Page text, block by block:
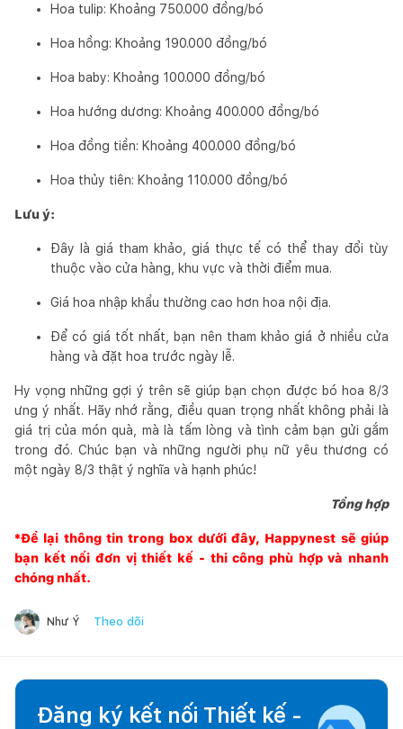
Hoa tulip: Khoảng 750.000 đồng/bó
Hoa hồng: Khoảng 190.000 đồng/bó
Hoa baby: Khoảng 100.000 đồng/bó
Hoa hướng dương: Khoảng 400.000 đồng/bó
Hoa đồng tiền: Khoảng 400.000 đồng/bó
Hoa thủy tiên: Khoảng 110.000 đồng/bó
Lưu ý:
Đây là giá tham khảo, giá thực tế có thể thay đổi tùy
thuộc vào cửa hàng, khu vực và thời điểm mua.
Giá hoa nhập khẩu thường cao hơn hoa nội địa.
Để có giá tốt nhất, bạn nên tham khảo giá ở nhiều cửa
hàng và đặt hoa trước ngày lễ.
Hy vọng những gợi ý trên sẽ giúp bạn chọn được bó hoa 8/3
ưng ý nhất. Hãy nhớ rằng, điều quan trọng nhất không phải là
giá trị của món quà, mà là tấm lòng và tình cảm bạn gửi gắm
trong đó. Chúc bạn và những người phụ nữ yêu thương có
một ngày 8/3 thật ý nghĩa và hạnh phúc!
Tổng hợp
*Để lại thông tin trong box dưới đây, Happynest sẽ giúp
bạn kết nối đơn vị thiết kế - thi công phù hợp và nhanh
chóng nhất.
Như Ý Theo dõi
Đăng ký kết nối Thiết kế -